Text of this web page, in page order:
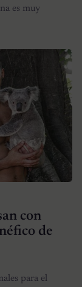
es muy
con
de
para el